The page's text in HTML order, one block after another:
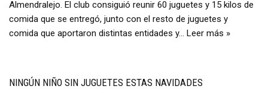
Almendralejo. El club consiguió reunir 60 juguetes y 15 kilos de
comida que se entregó, junto con el resto de juguetes y
comida que aportaron distintas entidades y… Leer más »
NINGÚN NIÑO SIN JUGUETES ESTAS NAVIDADES